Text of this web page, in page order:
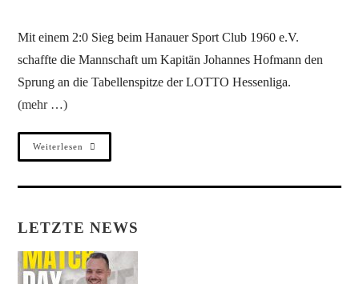
Mit einem 2:0 Sieg beim Hanauer Sport Club 1960 e.V.
schaffte die Mannschaft um Kapitän Johannes Hofmann den
Sprung an die Tabellenspitze der LOTTO Hessenliga.
(mehr …)
Weiterlesen
LETZTE NEWS